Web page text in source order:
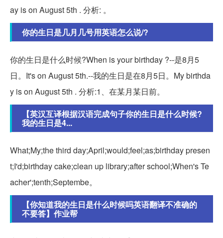
ay is on August 5th . 分析: 。
你的生日是几月几号用英语怎么说/?
你的生日是什么时候?When is your birthday ?--是8月5
日。It's on August 5th.--我的生日是在8月5日。My birthda
y is on August 5th . 分析:1、在某月某日前。
【英汉互译根据汉语完成句子你的生日是什么时候?
我的生日是4...
What;My;the third day;April;would;feel;as;birthday presen
t;I'd;birthday cake;clean up library;after school;When's Te
acher';tenth;Septembe。
【你知道我的生日是什么时候吗英语翻译不准确的
不要答】作业帮